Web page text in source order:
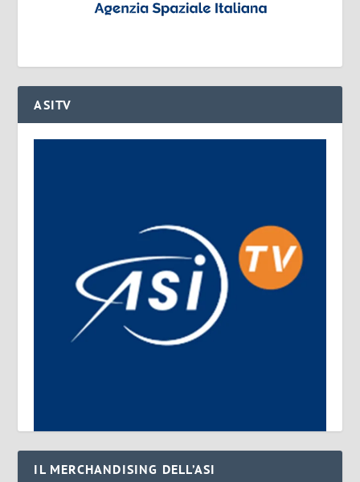
ASITV
IL MERCHANDISING DELL’ASI